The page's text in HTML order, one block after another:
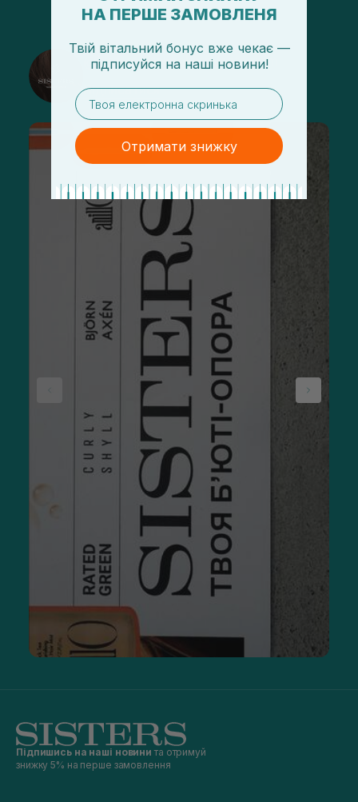
@sisters_stelmakh в Instagram
Підписатися
Підпишись на наші новини та отримуй
знижку 5% на перше замовлення
НА ПЕРШЕ ЗАМОВЛЕНЯ
Твій вітальний бонус вже чекає —
підписуйся на наші новини!
email
Отримати знижку